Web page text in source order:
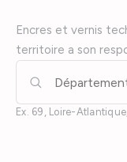
Encres et vernis
territoire a son
Ex. 69, Loire-